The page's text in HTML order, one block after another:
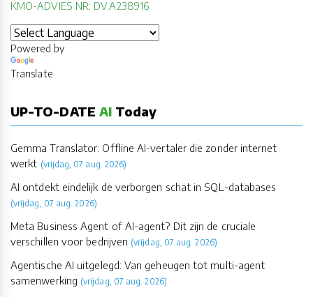
KMO-ADVIES NR: DV.A238916
Powered by
Translate
UP-TO-DATE AI Today
Gemma Translator: Offline AI-vertaler die zonder internet
werkt (vrijdag, 07 aug. 2026)
AI ontdekt eindelijk de verborgen schat in SQL-databases
(vrijdag, 07 aug. 2026)
Meta Business Agent of AI-agent? Dit zijn de cruciale
verschillen voor bedrijven (vrijdag, 07 aug. 2026)
Agentische AI uitgelegd: Van geheugen tot multi-agent
samenwerking (vrijdag, 07 aug. 2026)